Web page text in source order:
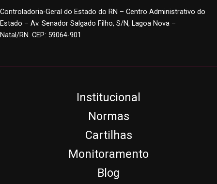
Controladoria-Geral do Estado do RN – Centro Administrativo do
Estado – Av. Senador Salgado Filho, S/N, Lagoa Nova –
Natal/RN. CEP: 59064-901
Institucional
Normas
Cartilhas
Monitoramento
Blog